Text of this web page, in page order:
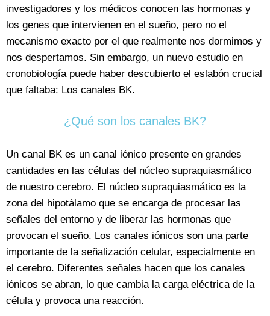
investigadores y los médicos conocen las hormonas y
los genes que intervienen en el sueño, pero no el
mecanismo exacto por el que realmente nos dormimos y
nos despertamos. Sin embargo, un nuevo estudio en
cronobiología puede haber descubierto el eslabón crucial
que faltaba: Los canales BK.
¿Qué son los canales BK?
Un canal BK es un canal iónico presente en grandes
cantidades en las células del núcleo supraquiasmático
de nuestro cerebro. El núcleo supraquiasmático es la
zona del hipotálamo que se encarga de procesar las
señales del entorno y de liberar las hormonas que
provocan el sueño. Los canales iónicos son una parte
importante de la señalización celular, especialmente en
el cerebro. Diferentes señales hacen que los canales
iónicos se abran, lo que cambia la carga eléctrica de la
célula y provoca una reacción.